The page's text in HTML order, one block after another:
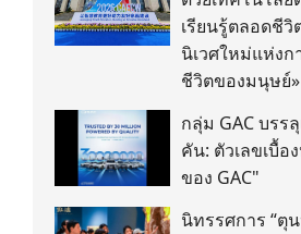
เรียนรู้ตลอดชีวิ
นิเวศใหม่แห่งก
ชีวิตของมนุษย์
กลุ่ม GAC บรร
คัน: ตัวเลขเบื้อ
ของ GAC"
นิทรรศการ “ตุ